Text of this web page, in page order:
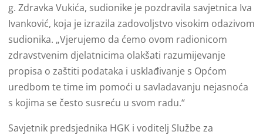
g. Zdravka Vukića, sudionike je pozdravila savjetnica Iva
Ivanković, koja je izrazila zadovoljstvo visokim odazivom
sudionika. „Vjerujemo da ćemo ovom radionicom
zdravstvenim djelatnicima olakšati razumijevanje
propisa o zaštiti podataka i usklađivanje s Općom
uredbom te time im pomoći u savladavanju nejasnoća
s kojima se često susreću u svom radu.“
Savjetnik predsjednika HGK i voditelj Službe za